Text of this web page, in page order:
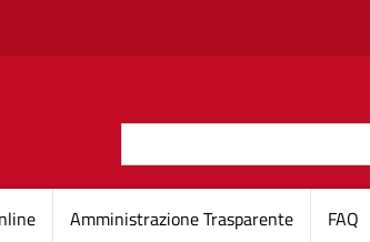
Navigazione
Amministrazione Trasparente FAQ